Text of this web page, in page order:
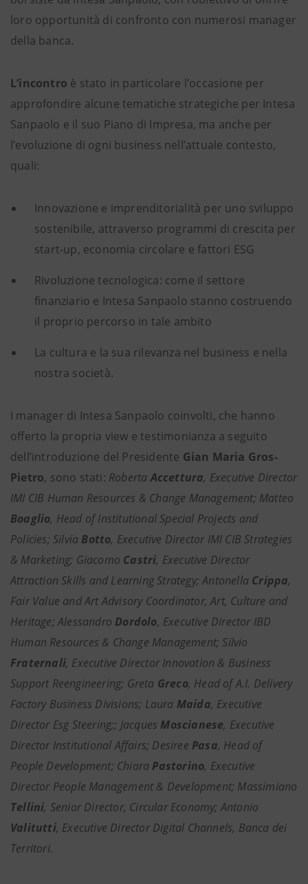
loro opportunità di confronto con numerosi manager
della banca.
L’incontro è stato in particolare l’occasione per
approfondire alcune tematiche strategiche per Intesa
Sanpaolo e il suo Piano di Impresa, ma anche per
l’evoluzione di ogni business nell’attuale contesto,
quali:
Innovazione e imprenditorialità per uno sviluppo
sostenibile, attraverso programmi di crescita per
start-up, economia circolare e fattori ESG
Rivoluzione tecnologica: come il settore
finanziario e Intesa Sanpaolo stanno costruendo
il proprio percorso in tale ambito
La cultura e la sua rilevanza nel business e nella
nostra società.
I manager di Intesa Sanpaolo coinvolti, che hanno
offerto la propria view e testimonianza a seguito
dell’introduzione del Presidente Gian Maria Gros-
Pietro, sono stati: RobertaAccettura, Executive Director
IMI CIB Human Resources & Change Management; Matteo
Boaglio, Head of Institutional Special Projects and
Policies; Silvia Botto, Executive Director IMI CIB Strategies
& Marketing; Giacomo Castri, Executive Director
Attraction Skills and Learning Strategy; Antonella Crippa,
Fair Value and Art Advisory Coordinator, Art, Culture and
Heritage; Alessandro Dordolo, Executive Director IBD
Human Resources & Change Management; Silvio
Fraternali, Executive Director Innovation & Business
Support Reengineering; Greta Greco, Head of A.I. Delivery
Factory Business Divisions; Laura Maida, Executive
Director Esg Steering;; Jacques Moscianese, Executive
Director Institutional Affairs; Desiree Pasa, Head of
People Development; Chiara Pastorino, Executive
Director People Management & Development; Massimiano
Tellini, Senior Director, Circular Economy; Antonio
Valitutti, Executive Director Digital Channels, Banca dei
Territori.